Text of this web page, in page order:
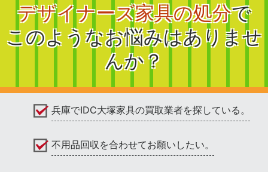
デザイナーズ家具の処分で
このようなお悩みはありませ
んか？
兵庫でIDC大塚家具の買取業者を探している。
不用品回収を合わせてお願いしたい。